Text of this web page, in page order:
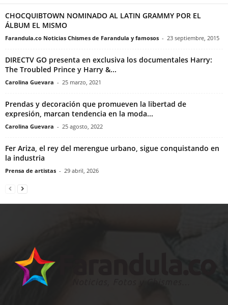
CHOCQUIBTOWN NOMINADO AL LATIN GRAMMY POR EL
ÁLBUM EL MISMO
Farandula.co Noticias Chismes de Farandula y famosos - 23 septiembre, 2015
DIRECTV GO presenta en exclusiva los documentales Harry:
The Troubled Prince y Harry &...
Carolina Guevara - 25 marzo, 2021
Prendas y decoración que promueven la libertad de
expresión, marcan tendencia en la moda...
Carolina Guevara - 25 agosto, 2022
Fer Ariza, el rey del merengue urbano, sigue conquistando en
la industria
Prensa de artistas - 29 abril, 2026